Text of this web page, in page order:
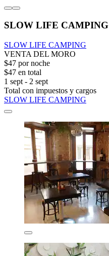
SLOW LIFE CAMPING
SLOW LIFE CAMPING
VENTA DEL MORO
$47 por noche
$47 en total
1 sept - 2 sept
Total con impuestos y cargos
SLOW LIFE CAMPING